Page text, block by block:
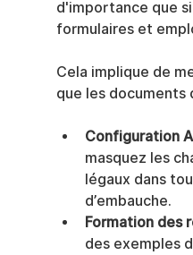
d'importance que
formulaires et
Cela implique de
que les documents
Configuration
masquez les
légaux dans
d’embauche.
Formation des
des exemples